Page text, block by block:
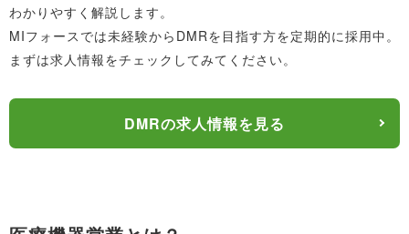
わかりやすく解説します。
MIフォースでは未経験からDMRを目指す方を定期的に採用中。
まずは求人情報をチェックしてみてください。
DMRの求人情報を見る